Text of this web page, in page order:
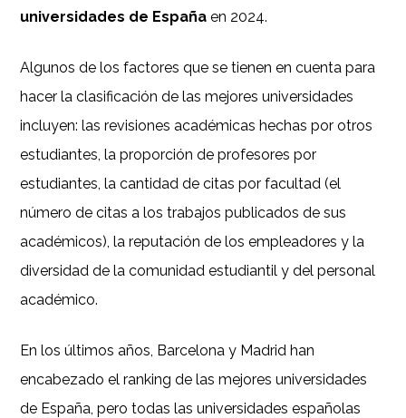
universidades de España en 2024.
Algunos de los factores que se tienen en cuenta para
hacer la clasificación de las mejores universidades
incluyen: las revisiones académicas hechas por otros
estudiantes, la proporción de profesores por
estudiantes, la cantidad de citas por facultad (el
número de citas a los trabajos publicados de sus
académicos), la reputación de los empleadores y la
diversidad de la comunidad estudiantil y del personal
académico.
En los últimos años, Barcelona y Madrid han
encabezado el ranking de las mejores universidades
de España, pero todas las universidades españolas